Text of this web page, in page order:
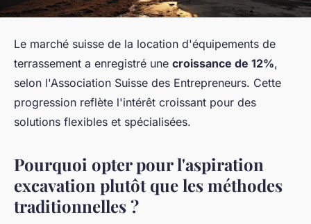
Le marché suisse de la location d'équipements de
terrassement a enregistré une croissance de 12%,
selon l'Association Suisse des Entrepreneurs. Cette
progression reflète l'intérêt croissant pour des
solutions flexibles et spécialisées.
Pourquoi opter pour l'aspiration
excavation plutôt que les méthodes
traditionnelles ?